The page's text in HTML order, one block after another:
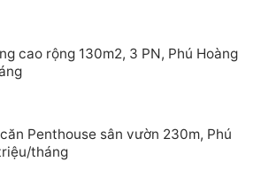
cao rộng 130m2, 3 PN, Phú Hoàng
Penthouse sân vườn 230m, Phú
tháng